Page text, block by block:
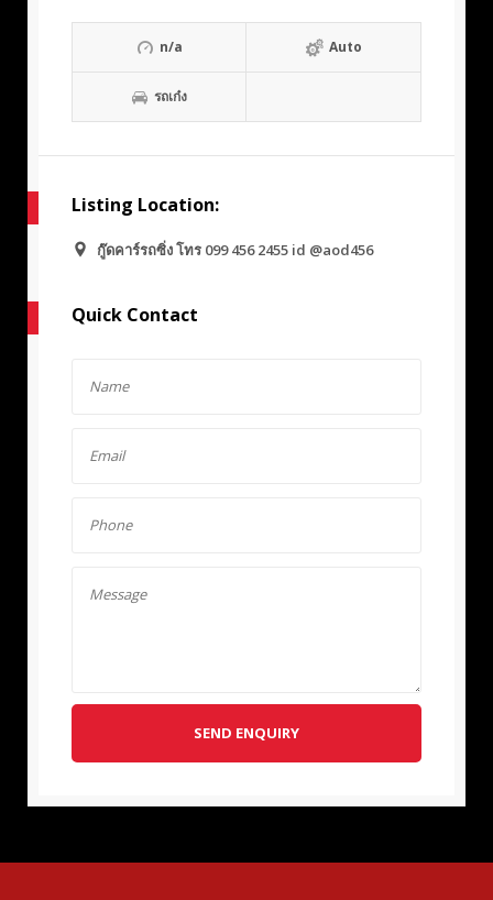
n/a Auto
รถเก๋ง
Listing Location:
กู๊ดคาร์รถซิ่ง โทร 099 456 2455 id @aod456
Quick Contact
SEND ENQUIRY